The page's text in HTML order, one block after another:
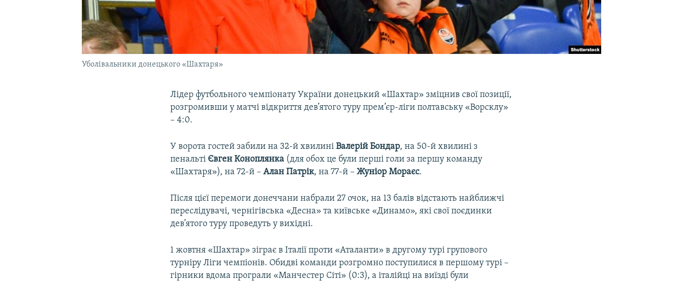
Уболівальники донецького «Шахтаря»
Лідер футбольного чемпіонату України донецький «Шахтар» зміцнив свої позиції,
розгромивши у матчі відкриття дев’ятого туру прем’єр-ліги полтавську «Ворсклу»
– 4:0.
У ворота гостей забили на 32-й хвилиніВалерій Бондар, на 50-й хвилині з
пенальті Євген Коноплянка (для обох це були перші голи за першу команду
«Шахтаря»), на 72-й –Алан Патрік, на 77-й –Жуніор Мораєс.
Після цієї перемоги донеччани набрали 27 очок, на 13 балів відстають найближчі
переслідувачі, чернігівська «Десна» та київське «Динамо», які свої поєдинки
дев’ятого туру проведуть у вихідні.
1 жовтня «Шахтар» зіграє в Італії проти «Аталанти» в другому турі групового
турніру Ліги чемпіонів. Обидві команди розгромно поступилися в першому турі –
гірники вдома програли «Манчестер Сіті» (0:3), а італійці на виїзді були